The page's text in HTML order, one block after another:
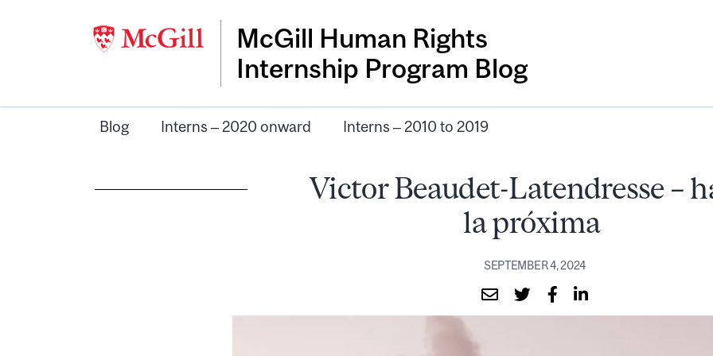
McGill Human Rights
Internship Program Blog
Blog Interns – 2020 onward Interns – 2010 to 2019
Victor Beaudet-Latendresse –
la próxima
SEPTEMBER 4, 2024